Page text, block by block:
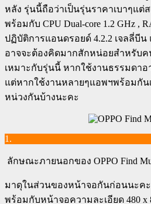
หลัง รุ่นนี้ถือว่าเป็นรุ่นราคาเบาๆแต่
พร้อมกับ CPU Dual-core 1.2 GHz ,
ปฏิบัติการแอนดรอยด์ 4.2.2 เจลลี่บี
อาจจะต้องคิดมากสักหน่อยสำหรับ
เหมาะกับรุ่นนี้ หากใช้งานธรรมดา
แต่หากใช้งานหลายๆแอพฯพร้อมกัน
หน่วงกันบ้างนะคะ
1.
ลักษณะภายนอกของ OPPO Find
มาดุในส่วนของหน้าจอกันก่อนนะคะ
พร้อมกับหน้าจอความละเอียด 480 x